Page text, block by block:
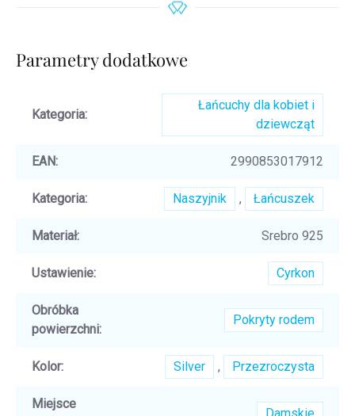
Parametry dodatkowe
Kategoria:
Łańcuchy dla kobiet i
dziewcząt
EAN: 2990853017912
Kategoria: Naszyjnik , Łańcuszek
Materiał: Srebro 925
Ustawienie: Cyrkon
Obróbka
powierzchni:
Pokryty rodem
Kolor: Silver , Przezroczysta
Miejsce